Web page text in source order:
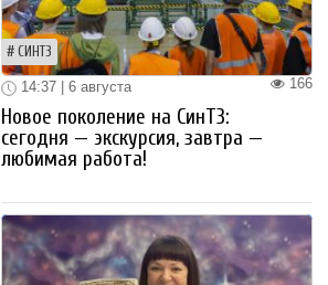
СИНТЗ
166
14:37 | 6 августа
Новое поколение на СинТЗ:
сегодня — экскурсия, завтра —
любимая работа!